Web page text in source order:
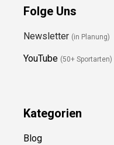
Folge Uns
Newsletter (in Planung)
YouTube (50+ Sportarten)
Kategorien
Blog